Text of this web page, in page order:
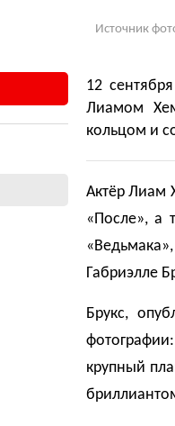
Источник
12
Лиамом
кольцом и
Актёр Лиам
«После», а
Габриэлле
Брукс,
крупный